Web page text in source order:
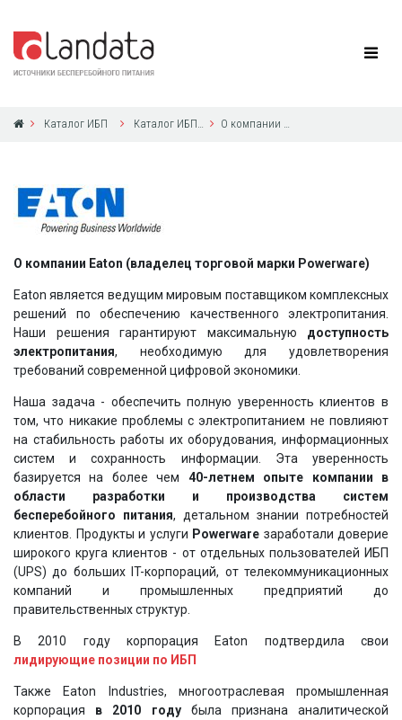
Каталог ИБП Каталог ИБП Eaton Powerware О компании Eaton Powerware
О компании Eaton (владелец торговой марки Powerware)
Eaton является ведущим мировым поставщиком комплексных
решений по обеспечению качественного электропитания.
Наши решения гарантируют максимальную доступность
электропитания, необходимую для удовлетворения
требований современной цифровой экономики.
Наша задача - обеспечить полную уверенность клиентов в
том, что никакие проблемы с электропитанием не повлияют
на стабильность работы их оборудования, информационных
систем и сохранность информации. Эта уверенность
базируется на более чем 40-летнем опыте компании в
области разработки и производства систем
бесперебойного питания, детальном знании потребностей
клиентов. Продукты и услуги Powerware заработали доверие
широкого круга клиентов - от отдельных пользователей ИБП
(UPS) до больших IT-корпораций, от телекоммуникационных
компаний и промышленных предприятий до
правительственных структур.
В 2010 году корпорация Eaton подтвердила свои
лидирующие позиции по ИБП
Также Eaton Industries, многоотраслевая промышленная
корпорация в 2010 годубыла признана аналитической